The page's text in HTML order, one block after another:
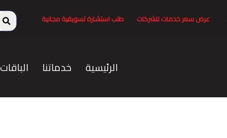
عرض سعر خدمات للشركات طلب استشارة تسويقية مجانية
الرئيسية خدماتنا الباقات